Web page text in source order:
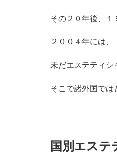
その２０年後、１
２００４年には、
未だエステティシ
そこで諸外国では
国別エステ